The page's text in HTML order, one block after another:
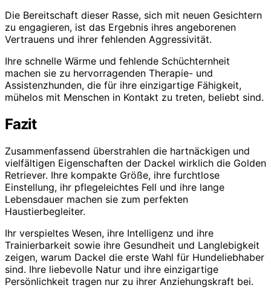
Die Bereitschaft dieser Rasse, sich mit neuen Gesichtern
zu engagieren, ist das Ergebnis ihres angeborenen
Vertrauens und ihrer fehlenden Aggressivität.
Ihre schnelle Wärme und fehlende Schüchternheit
machen sie zu hervorragenden Therapie- und
Assistenzhunden, die für ihre einzigartige Fähigkeit,
mühelos mit Menschen in Kontakt zu treten, beliebt sind.
Fazit
Zusammenfassend überstrahlen die hartnäckigen und
vielfältigen Eigenschaften der Dackel wirklich die Golden
Retriever. Ihre kompakte Größe, ihre furchtlose
Einstellung, ihr pflegeleichtes Fell und ihre lange
Lebensdauer machen sie zum perfekten
Haustierbegleiter.
Ihr verspieltes Wesen, ihre Intelligenz und ihre
Trainierbarkeit sowie ihre Gesundheit und Langlebigkeit
zeigen, warum Dackel die erste Wahl für Hundeliebhaber
sind. Ihre liebevolle Natur und ihre einzigartige
Persönlichkeit tragen nur zu ihrer Anziehungskraft bei.